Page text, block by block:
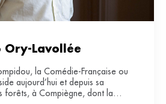
Ory-Lavollée
la Comédie-Française ou
aujourd’hui et depuis sa
forêts, à Compiègne, dont la